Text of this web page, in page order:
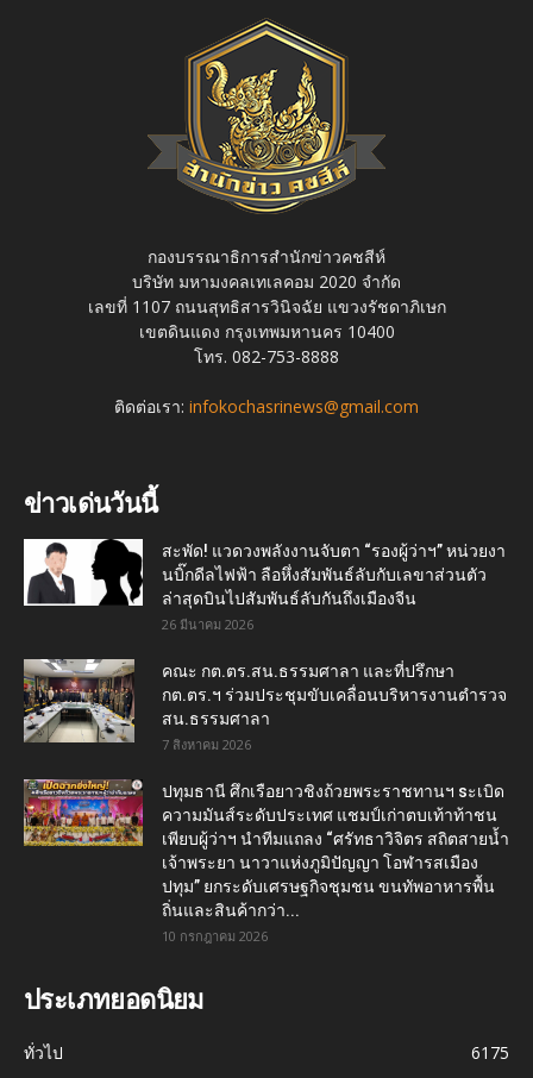
กองบรรณาธิการสำนักข่าวคชสีห์
บริษัท มหามงคลเทเลคอม 2020 จำกัด
เลขที่ 1107 ถนนสุทธิสารวินิจฉัย แขวงรัชดาภิเษก
เขตดินแดง กรุงเทพมหานคร 10400
โทร. 082-753-8888
ติดต่อเรา: infokochasrinews@gmail.com
ข่าวเด่นวันนี้
สะพัด! แวดวงพลังงานจับตา “รองผู้ว่าฯ” หน่วยงา
นบิ๊กดีลไฟฟ้า ลือหึ่งสัมพันธ์ลับกับเลขาส่วนตัว
ล่าสุดบินไปสัมพันธ์ลับกันถึงเมืองจีน
26 มีนาคม 2026
คณะ กต.ตร.สน.ธรรมศาลา และที่ปรึกษา
กต.ตร.ฯ ร่วมประชุมขับเคลื่อนบริหารงานตำรวจ
สน.ธรรมศาลา
7 สิงหาคม 2026
ปทุมธานี ศึกเรือยาวชิงถ้วยพระราชทานฯ sะเบิด
ความมันส์ระดับประเทศ แชมป์เก่าตบเท้าท้าชน
เพียบผู้ว่าฯ นำทีมแถลง “ศรัทธาวิจิตร สถิตสายน้ำ
เจ้าพระยา นาวาแห่งภูมิปัญญา โอฬารสเมือง
ปทุม” ยกระดับเศรษฐกิจชุมชน ขนทัพอาหารพื้น
ถิ่นและสินค้ากว่า...
10 กรกฎาคม 2026
ประเภทยอดนิยม
ทั่วไป
6175